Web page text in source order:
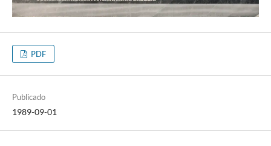
PDF
Publicado
1989-09-01